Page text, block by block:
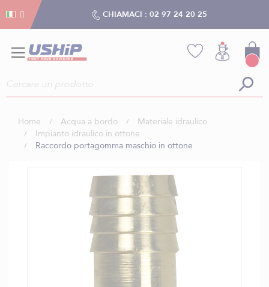
CHIAMACI : 02 97 24 20 25
Home Acqua a bordo
Materiale idraulico
Impianto idraulico in ottone
Raccordo portagomma maschio in ottone
Gestion dei cookies
Gestion dei cookies